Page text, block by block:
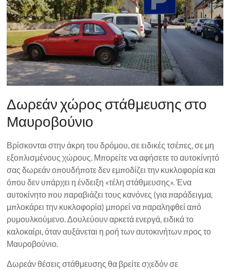
Δωρεάν χώρος στάθμευσης στο
Μαυροβούνιο
Βρίσκονται στην άκρη του δρόμου, σε ειδικές τσέπες, σε μη
εξοπλισμένους χώρους. Μπορείτε να αφήσετε το αυτοκίνητό
σας δωρεάν οπουδήποτε δεν εμποδίζει την κυκλοφορία και
όπου δεν υπάρχει η ένδειξη «τέλη στάθμευσης». Ένα
αυτοκίνητο που παραβιάζει τους κανόνες (για παράδειγμα,
μπλοκάρει την κυκλοφορία) μπορεί να παραληφθεί από
ρυμουλκούμενο. Δουλεύουν αρκετά ενεργά, ειδικά το
καλοκαίρι, όταν αυξάνεται η ροή των αυτοκινήτων προς το
Μαυροβούνιο.
Δωρεάν θέσεις στάθμευσης θα βρείτε σχεδόν σε